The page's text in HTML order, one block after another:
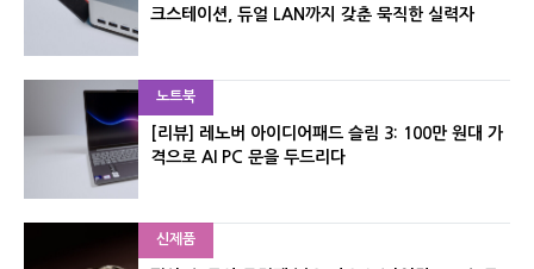
크스테이션, 듀얼 LAN까지 갖춘 묵직한 실력자
노트북
[리뷰] 레노버 아이디어패드 슬림 3: 100만 원대 가
격으로 AI PC 문을 두드리다
신제품